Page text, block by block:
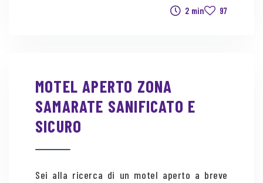
97
2 min
MOTEL APERTO ZONA
SAMARATE SANIFICATO E
SICURO
Sei alla ricerca di un motel aperto a breve